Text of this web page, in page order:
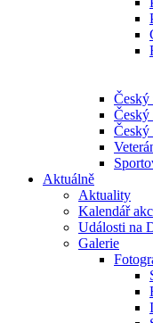
Český
Český
Český
Aktuálně
Aktuality
Kalendář
Události na
Galerie